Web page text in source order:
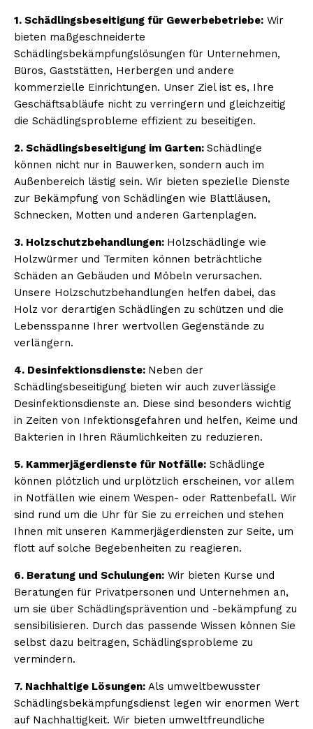
1. Schädlingsbeseitigung für Gewerbebetriebe: Wir
bieten maßgeschneiderte
Schädlingsbekämpfungslösungen für Unternehmen,
Büros, Gaststätten, Herbergen und andere
kommerzielle Einrichtungen. Unser Ziel ist es, Ihre
Geschäftsabläufe nicht zu verringern und gleichzeitig
die Schädlingsprobleme effizient zu beseitigen.
2. Schädlingsbeseitigung im Garten: Schädlinge
können nicht nur in Bauwerken, sondern auch im
Außenbereich lästig sein. Wir bieten spezielle Dienste
zur Bekämpfung von Schädlingen wie Blattläusen,
Schnecken, Motten und anderen Gartenplagen.
3. Holzschutzbehandlungen: Holzschädlinge wie
Holzwürmer und Termiten können beträchtliche
Schäden an Gebäuden und Möbeln verursachen.
Unsere Holzschutzbehandlungen helfen dabei, das
Holz vor derartigen Schädlingen zu schützen und die
Lebensspanne Ihrer wertvollen Gegenstände zu
verlängern.
4. Desinfektionsdienste: Neben der
Schädlingsbeseitigung bieten wir auch zuverlässige
Desinfektionsdienste an. Diese sind besonders wichtig
in Zeiten von Infektionsgefahren und helfen, Keime und
Bakterien in Ihren Räumlichkeiten zu reduzieren.
5. Kammerjägerdienste für Notfälle: Schädlinge
können plötzlich und urplötzlich erscheinen, vor allem
in Notfällen wie einem Wespen- oder Rattenbefall. Wir
sind rund um die Uhr für Sie zu erreichen und stehen
Ihnen mit unseren Kammerjägerdiensten zur Seite, um
flott auf solche Begebenheiten zu reagieren.
6. Beratung und Schulungen: Wir bieten Kurse und
Beratungen für Privatpersonen und Unternehmen an,
um sie über Schädlingsprävention und -bekämpfung zu
sensibilisieren. Durch das passende Wissen können Sie
selbst dazu beitragen, Schädlingsprobleme zu
vermindern.
7. Nachhaltige Lösungen: Als umweltbewusster
Schädlingsbekämpfungsdienst legen wir enormen Wert
auf Nachhaltigkeit. Wir bieten umweltfreundliche